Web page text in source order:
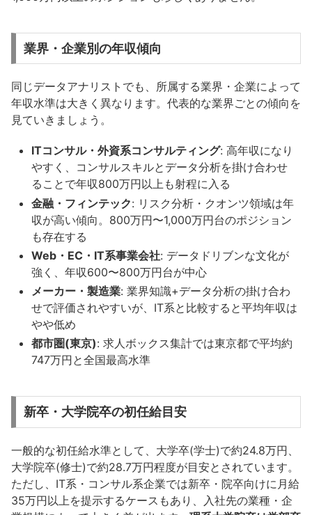
業界・企業別の年収傾向
同じデータアナリストでも、所属する業界・企業によって
年収水準は大きく異なります。代表的な業界ごとの傾向を
見ていきましょう。
ITコンサル・外資系コンサルティング: 高年収になり
やすく、コンサルスキルとデータ分析を掛け合わせ
ることで年収800万円以上も射程に入る
金融・フィンテック: リスク分析・クオンツ領域は年
収が高い傾向。800万円〜1,000万円台のポジション
も存在する
Web・EC・IT系事業会社: データドリブンな文化が
強く、年収600〜800万円台が中心
メーカー・製造業: 業界知識+データ分析の掛け合わ
せで評価されやすいが、IT系と比較すると平均年収は
やや低め
都市圏(東京): 求人ボックス集計では東京都で平均約
747万円と全国最高水準
新卒・大学院卒の初任給目安
一般的な初任給水準として、大学卒(学士)で約24.8万円、
大学院卒(修士)で約28.7万円程度が目安とされています。
ただし、IT系・コンサル系企業では新卒・院卒向けに月給
35万円以上を提示するケースもあり、入社先の業種・企